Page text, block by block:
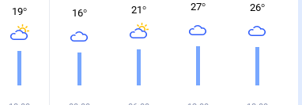
19° 16° 21° 27° 26°